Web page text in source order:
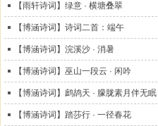
【雨轩诗词】绿意 · 横塘叠翠
【博涵诗词】诗词二首：端午
【博涵诗词】浣溪沙 · 消暑
【博涵诗词】巫山一段云 · 闲吟
【博涵诗词】鹧鸪天 · 朦胧素月伴无眠
【博涵诗词】踏莎行 · 一径春花